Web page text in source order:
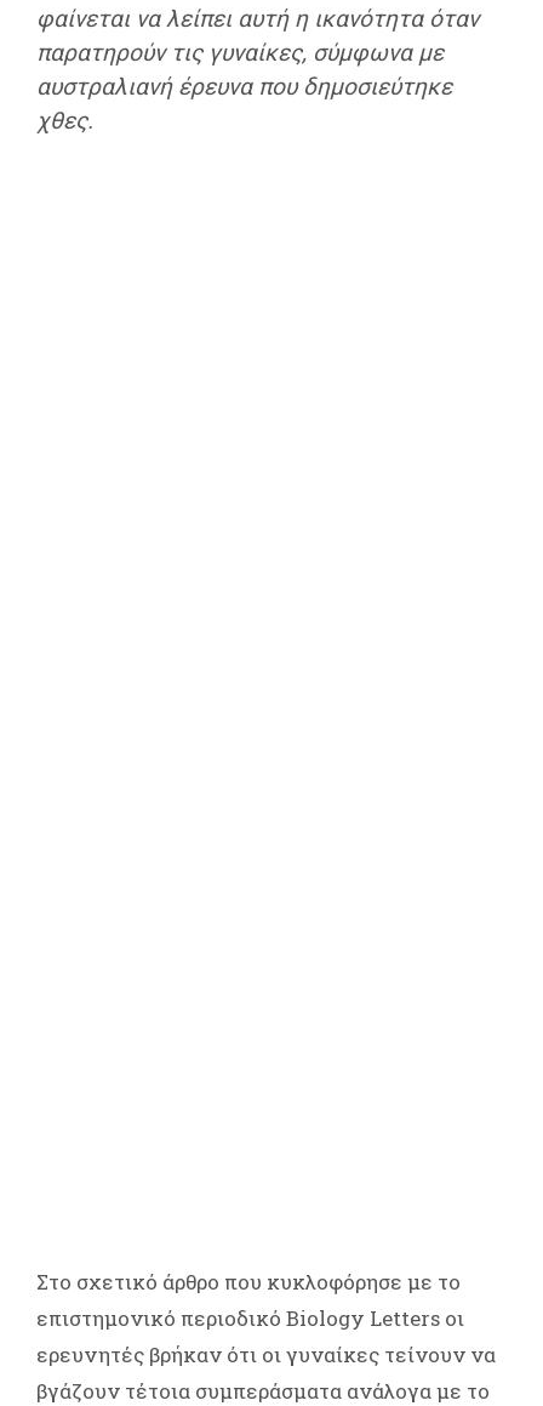
φαίνεται να λείπει αυτή η ικανότητα όταν
παρατηρούν τις γυναίκες, σύμφωνα με
αυστραλιανή έρευνα που δημοσιεύτηκε
χθες.
Στο σχετικό άρθρο που κυκλοφόρησε με το
επιστημονικό περιοδικό Biology Letters οι
ερευνητές βρήκαν ότι οι γυναίκες τείνουν να
βγάζουν τέτοια συμπεράσματα ανάλογα με το